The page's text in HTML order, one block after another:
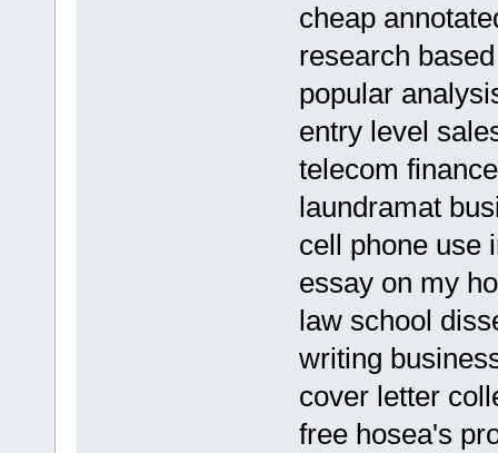
cheap
research
popular
entry level
telecom
laundramat
cell phone use
essay on my
law school
writing
cover letter
free hosea's